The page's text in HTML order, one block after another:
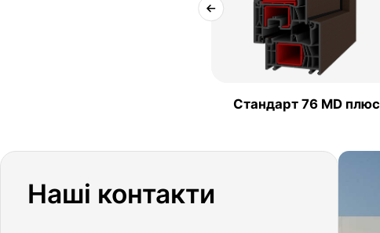
Стандарт 76 MD плюс
Наші контакти